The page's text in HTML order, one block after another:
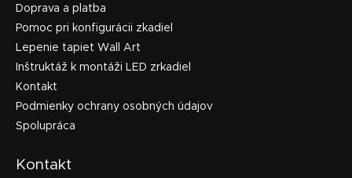
Doprava a platba
Pomoc pri konfigurácii zkadiel
Lepenie tapiet Wall Art
Inštruktáž k montáži LED zrkadiel
Kontakt
Podmienky ochrany osobných údajov
Spolupráca
Kontakt